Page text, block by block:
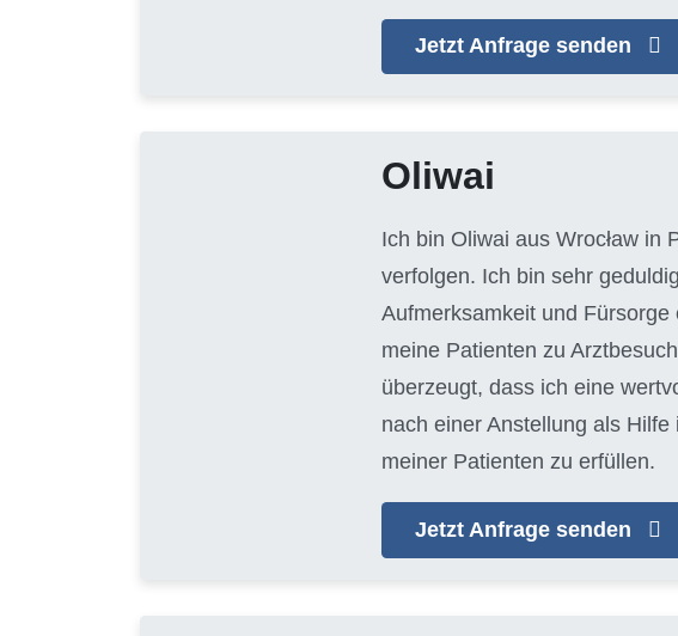
Jetzt Anfrage senden
Oliwai
Ich bin Oliwai aus Wrocław in
verfolgen. Ich bin sehr
Aufmerksamkeit und
meine Patienten zu
überzeugt, dass ich eine
nach einer Anstellung als
meiner Patienten zu erfüllen.
Jetzt Anfrage senden